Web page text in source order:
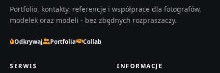
Portfolio, kontakty, referencje i współprace dla fotografów,
modelek oraz modeli - bez zbędnych rozpraszaczy.
Odkrywaj Portfolia Collab
SERWIS INFORMACJE